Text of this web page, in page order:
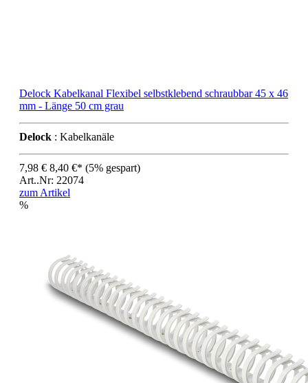
Delock Kabelkanal Flexibel selbstklebend schraubbar 45 x 46
mm - Länge 50 cm grau
Delock : Kabelkanäle
7,98 € 8,40 €* (5% gespart)
Art..Nr: 22074
zum Artikel
%